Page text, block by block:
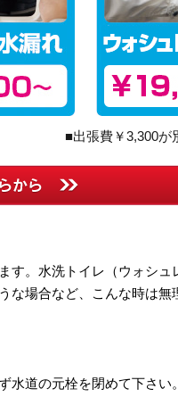
■出張費￥3,300が
す。水洗トイレ（ウォシュ
な場合など、こんな時は無
水道の元栓を閉めて下さい